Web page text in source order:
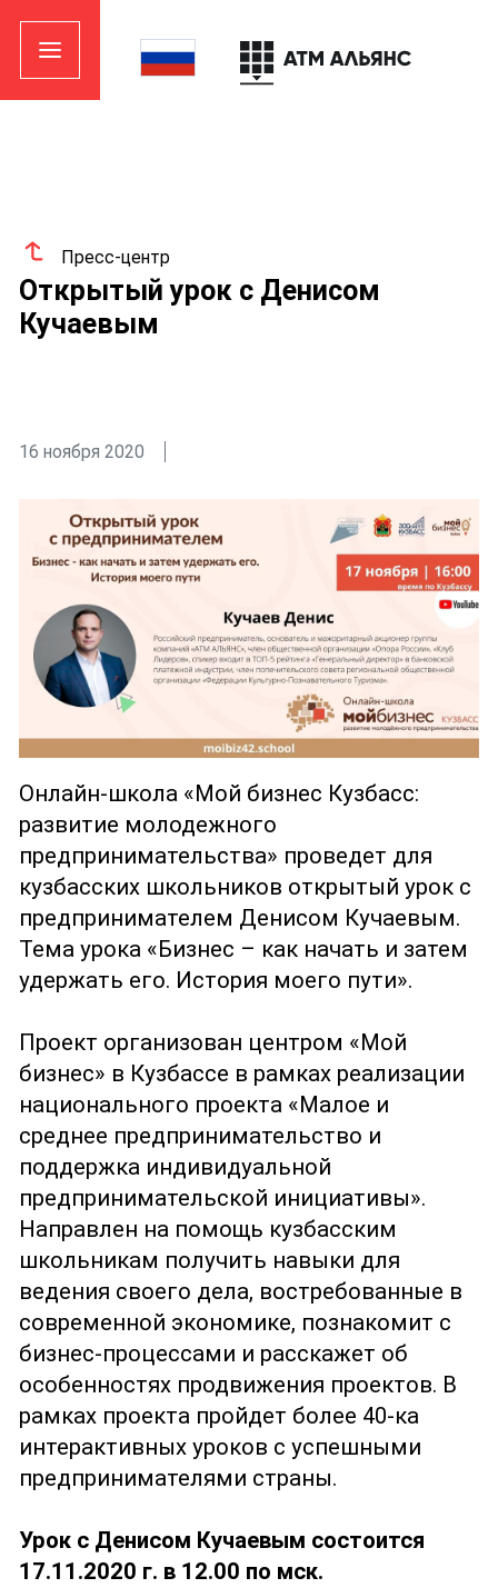
Пресс-центр
Открытый урок с Денисом
Кучаевым
16 ноября 2020
Онлайн-школа «Мой бизнес Кузбасс:
развитие молодежного
предпринимательства» проведет для
кузбасских школьников открытый урок с
предпринимателем Денисом Кучаевым.
Тема урока «Бизнес – как начать и затем
удержать его. История моего пути».
Проект организован центром «Мой
бизнес» в Кузбассе в рамках реализации
национального проекта «Малое и
среднее предпринимательство и
поддержка индивидуальной
предпринимательской инициативы».
Направлен на помощь кузбасским
школьникам получить навыки для
ведения своего дела, востребованные в
современной экономике, познакомит с
бизнес-процессами и расскажет об
особенностях продвижения проектов. В
рамках проекта пройдет более 40-ка
интерактивных уроков с успешными
предпринимателями страны.
Урок с Денисом Кучаевым состоится
17.11.2020 г. в 12.00 по мск.